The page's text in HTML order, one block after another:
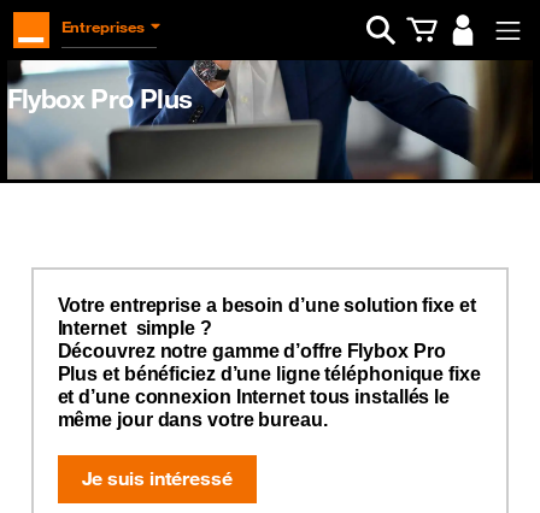
Entreprises Ouvrir la barre
Flybox Pro Plus
Votre entreprise a besoin d’une solution fixe et
Internet simple ?
Découvrez notre gamme d’offre Flybox Pro
Plus et bénéficiez d’une ligne téléphonique fixe
et d’une connexion Internet tous installés le
même jour dans votre bureau.
Je suis intéressé